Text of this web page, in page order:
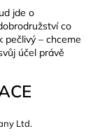
jde o
co
pečlivý – chceme
účel právě
Ltd.